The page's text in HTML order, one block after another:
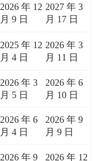
2026 年 12
月 9 日
2027 年 3
月 17 日
2025 年 12
月 4 日
2026 年 3
月 11 日
2026 年 3
月 5 日
2026 年 6
月 10 日
2026 年 6
月 4 日
2026 年 9
月 9 日
2026 年 9 2026 年 12